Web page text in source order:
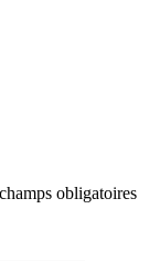
obligatoires